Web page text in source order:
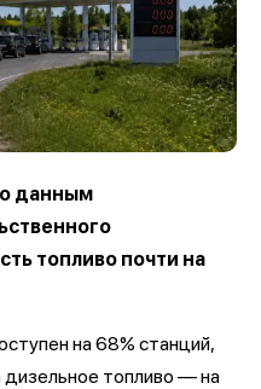
данным
топливо почти на
на 68% станций,
топливо — на